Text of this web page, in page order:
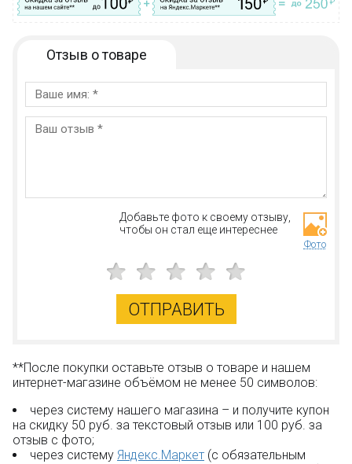
Отзыв о товаре
Добавьте фото к своему отзыву,
чтобы он стал еще интереснее
Фото
ОТПРАВИТЬ
**После покупки оставьте отзыв о товаре и нашем
интернет-магазине объёмом не менее 50 символов:
через систему нашего магазина – и получите купон
на скидку 50 руб. за текстовый отзыв или 100 руб. за
отзыв с фото;
через систему Яндекс.Маркет (с обязательным